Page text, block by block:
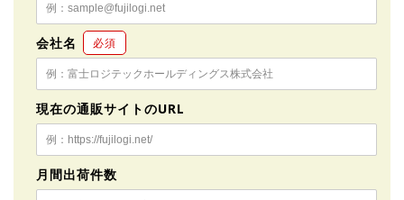
会社名 必須
現在の通販サイトのURL
月間出荷件数